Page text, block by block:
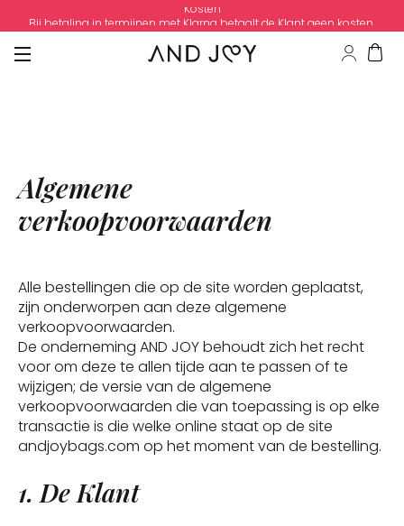
Kosten
Bij betaling in termijnen met Klarna betaalt de Klant geen kosten.
Algemene
verkoopvoorwaarden
Alle bestellingen die op de site worden geplaatst,
zijn onderworpen aan deze algemene
verkoopvoorwaarden.
De onderneming AND JOY behoudt zich het recht
voor om deze te allen tijde aan te passen of te
wijzigen; de versie van de algemene
verkoopvoorwaarden die van toepassing is op elke
transactie is die welke online staat op de site
andjoybags.com op het moment van de bestelling.
1. De Klant